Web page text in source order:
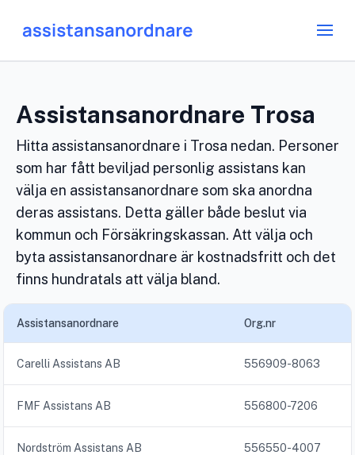
Assistansanordnare Trosa
Hitta assistansanordnare i Trosa nedan. Personer
som har fått beviljad personlig assistans kan
välja en assistansanordnare som ska anordna
deras assistans. Detta gäller både beslut via
kommun och Försäkringskassan. Att välja och
byta assistansanordnare är kostnadsfritt och det
finns hundratals att välja bland.
Assistansanordnare Org.nr
Carelli Assistans AB 556909-8063
FMF Assistans AB 556800-7206
Nordström Assistans AB 556550-4007